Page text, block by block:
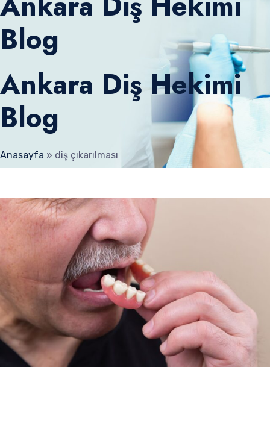
Blog
Ankara Diş Hekimi
Blog
Anasayfa » diş çıkarılması